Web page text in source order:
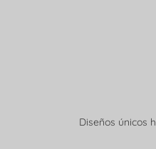
Diseños únicos